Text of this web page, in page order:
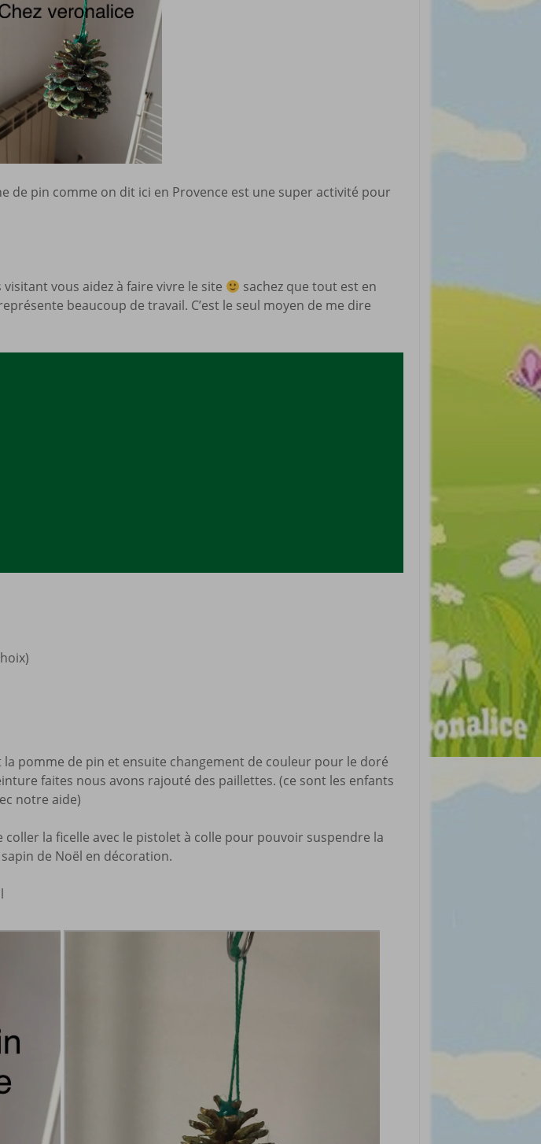
Mes articles préférés
de pin comme on dit ici en Provence est une super activité pour
vous aidez à faire vivre le site
sachez que tout est en
beaucoup de travail. C’est le seul moyen de me dire
pomme de pin et ensuite changement de couleur pour le doré
faites nous avons rajouté des paillettes. (ce sont les enfants
notre aide)
la ficelle avec le pistolet à colle pour pouvoir suspendre la
de Noël en décoration.